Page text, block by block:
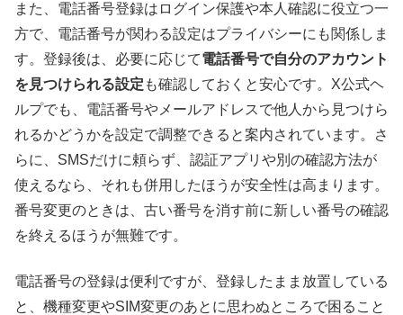
また、電話番号登録はログイン保護や本人確認に役立つ一
方で、電話番号が関わる設定はプライバシーにも関係しま
す。登録後は、必要に応じて電話番号で自分のアカウント
を見つけられる設定 も確認しておくと安心です。X公式ヘ
ルプでも、電話番号やメールアドレスで他人から見つけら
れるかどうかを設定で調整できると案内されています。さ
らに、SMSだけに頼らず、認証アプリや別の確認方法が
使えるなら、それも併用したほうが安全性は高まります。
番号変更のときは、古い番号を消す前に新しい番号の確認
を終えるほうが無難です。
電話番号の登録は便利ですが、登録したまま放置している
と、機種変更やSIM変更のあとに思わぬところで困ること